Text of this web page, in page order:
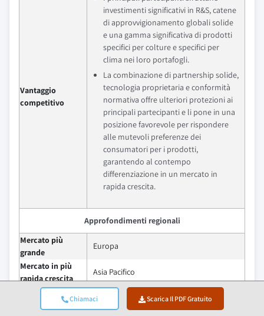
Chiamaci Scarica Il PDF Gratuito
Vantaggio
competitivo
investimenti significativi in R&S, catene
di approvvigionamento globali solide
e una gamma significativa di prodotti
specifici per colture e specifici per
clima nei loro portafogli.
La combinazione di partnership solide,
tecnologia proprietaria e conformità
normativa offre ulteriori protezioni ai
principali partecipanti e li pone in una
posizione favorevole per rispondere
alle mutevoli preferenze dei
consumatori per i prodotti,
garantendo al contempo
differenziazione in un mercato in
rapida crescita.
Approfondimenti regionali
Mercato più
grande
Europa
Mercato in più
rapida crescita
Asia Pacifico
Paesi emergenti
India, Vietnam, Filippine, Indonesia,
Brasile, Egitto